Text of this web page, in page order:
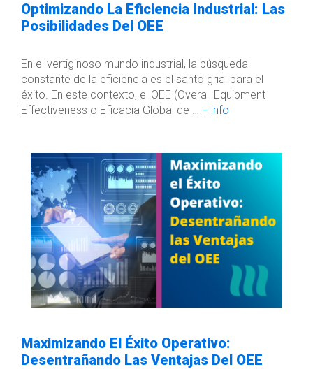
Optimizando La Eficiencia Industrial: Las
Posibilidades Del OEE
En el vertiginoso mundo industrial, la búsqueda
constante de la eficiencia es el santo grial para el
éxito. En este contexto, el OEE (Overall Equipment
Effectiveness o Eficacia Global de … + info
Maximizando El Éxito Operativo:
Desentrañando Las Ventajas Del OEE